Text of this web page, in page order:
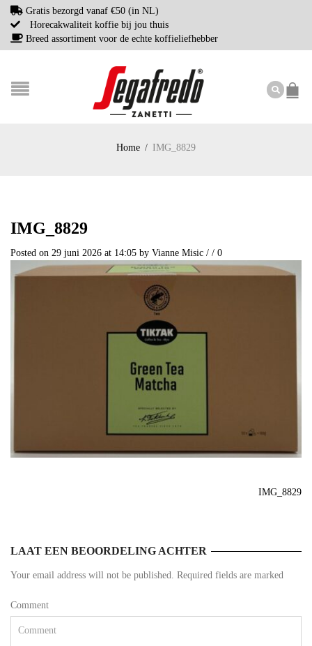
Gratis bezorgd vanaf €50 (in NL)
Horecakwaliteit koffie bij jou thuis
Breed assortiment voor de echte koffieliefhebber
Home / IMG_8829
IMG_8829
Posted on 29 juni 2026 at 14:05 by Vianne Misic / / 0
IMG_8829
LAAT EEN BEOORDELING ACHTER
Your email address will not be published. Required fields are marked
Comment